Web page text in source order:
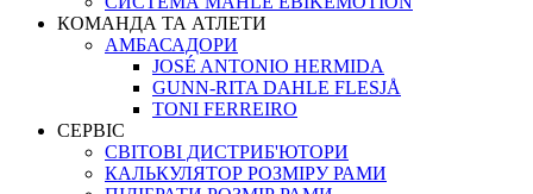
КОМАНДА ТА АТЛЕТИ
АМБАСАДОРИ
JOSÉ ANTONIO HERMIDA
GUNN-RITA DAHLE FLESJÅ
TONI FERREIRO
СЕРВІС
СВІТОВІ ДИСТРИБ'ЮТОРИ
КАЛЬКУЛЯТОР РОЗМIРУ РАМИ